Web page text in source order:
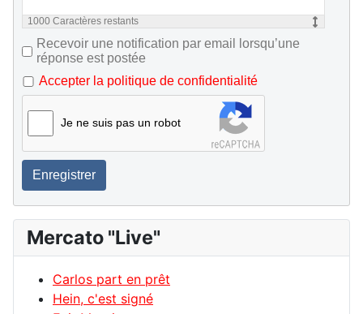
1000 Caractères restants
Recevoir une notification par email lorsqu’une
réponse est postée
Accepter la politique de confidentialité
Je ne suis pas un robot
Enregistrer
Mercato "Live"
Carlos part en prêt
Hein, c'est signé